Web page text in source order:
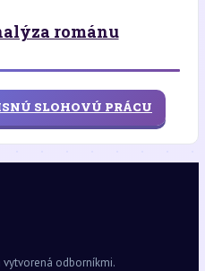
románu
SLOHOVÚ PRÁCU
odborníkmi.